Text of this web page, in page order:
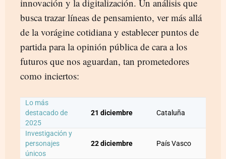
innovación y la digitalización. Un análisis que
busca trazar líneas de pensamiento, ver más allá
de la vorágine cotidiana y establecer puntos de
partida para la opinión pública de cara a los
futuros que nos aguardan, tan prometedores
como inciertos:
Lo más
destacado de
2025
21 diciembre Cataluña
Investigación y
personajes
únicos
22 diciembre País Vasco